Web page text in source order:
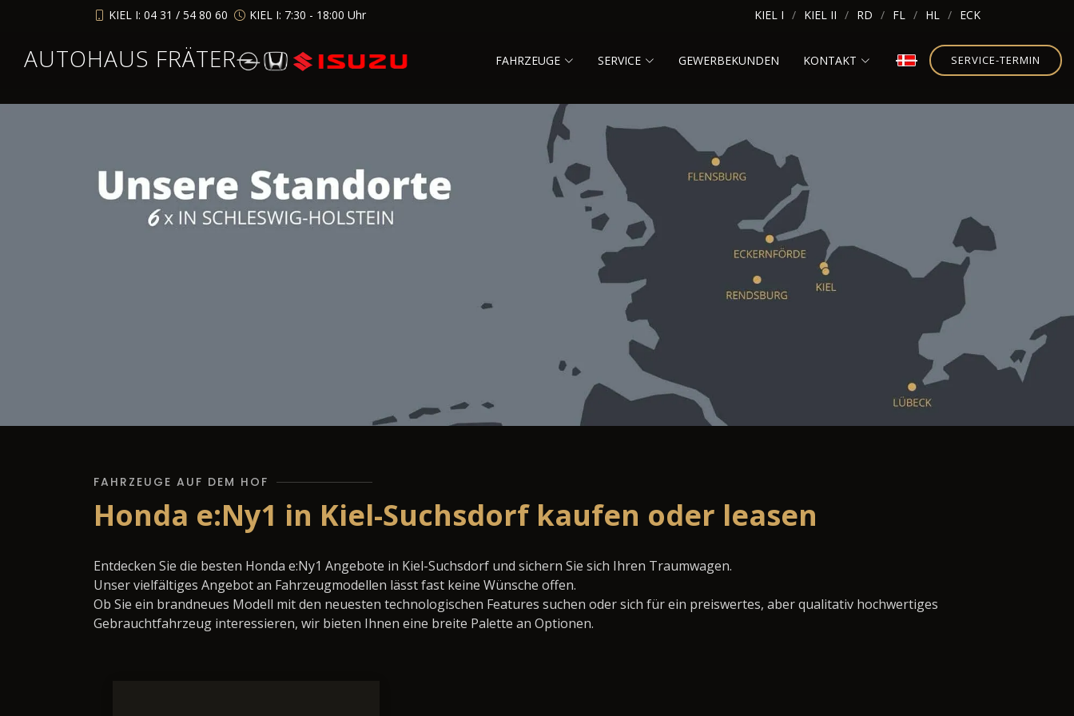
KIEL I: 04 31 / 54 80 60 KIEL I: 7:30 - 18:00 Uhr KIEL I KIEL II RD FL HL ECK
AUTOHAUS FRÄTER FAHRZEUGE SERVICE GEWERBEKUNDEN KONTAKT SERVICE-TERMIN
FAHRZEUGE AUF DEM HOF
Honda e:Ny1 in Kiel-Suchsdorf kaufen oder leasen
Entdecken Sie die besten Honda e:Ny1 Angebote in Kiel-Suchsdorf und sichern Sie sich Ihren Traumwagen.
Unser vielfältiges Angebot an Fahrzeugmodellen lässt fast keine Wünsche offen.
Ob Sie ein brandneues Modell mit den neuesten technologischen Features suchen oder sich für ein preiswertes, aber qualitativ hochwertiges
Gebrauchtfahrzeug interessieren, wir bieten Ihnen eine breite Palette an Optionen.